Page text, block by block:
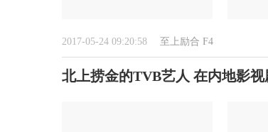
2017-05-24 09:20:58 至上励合 F4
北上捞金的TVB艺人 在内地影